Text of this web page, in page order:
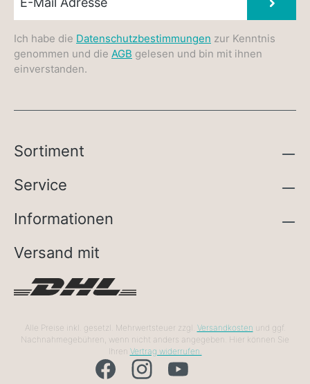
Ich habe die Datenschutzbestimmungen zur Kenntnis
genommen und die AGB gelesen und bin mit ihnen
einverstanden.
Sortiment
Service
Informationen
Versand mit
Alle Preise inkl. gesetzl. Mehrwertsteuer zzgl. Versandkosten und ggf.
Nachnahmegebühren, wenn nicht anders angegeben. Hier können Sie
Ihren Vertrag widerrufen.